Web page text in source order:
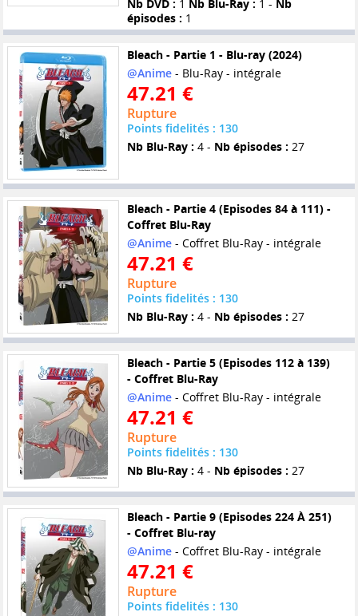
Nb DVD : 1 Nb Blu-Ray : 1 - Nb
épisodes : 1
Bleach - Partie 1 - Blu-ray (2024)
@Anime- Blu-Ray - intégrale
47.21 €
Rupture
Points fidelités : 130
Nb Blu-Ray : 4 - Nb épisodes : 27
Bleach - Partie 4 (Episodes 84 à 111) -
Coffret Blu-Ray
@Anime- Coffret Blu-Ray - intégrale
47.21 €
Rupture
Points fidelités : 130
Nb Blu-Ray : 4 - Nb épisodes : 27
Bleach - Partie 5 (Episodes 112 à 139)
- Coffret Blu-Ray
@Anime- Coffret Blu-Ray - intégrale
47.21 €
Rupture
Points fidelités : 130
Nb Blu-Ray : 4 - Nb épisodes : 27
Bleach - Partie 9 (Episodes 224 À 251)
- Coffret Blu-ray
@Anime- Coffret Blu-Ray - intégrale
47.21 €
Rupture
Points fidelités : 130